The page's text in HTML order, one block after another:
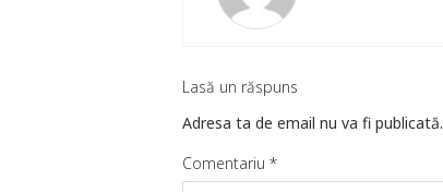
Lasă un răspuns
Adresa ta de email nu va fi publicată.
Comentariu *